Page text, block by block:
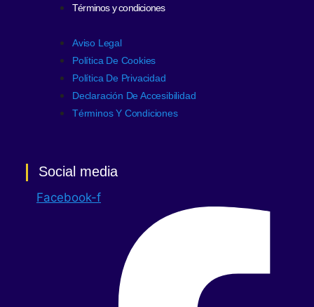
Términos y condiciones
Aviso Legal
Política De Cookies
Política De Privacidad
Declaración De Accesibilidad
Términos Y Condiciones
Social media
Facebook-f